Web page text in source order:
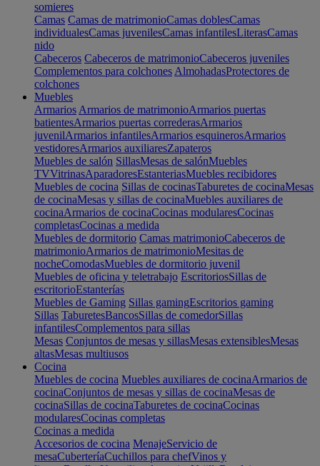
somieres
Camas Camas de matrimonioCamas doblesCamas
individualesCamas juvenilesCamas infantilesLiterasCamas
nido
Cabeceros Cabeceros de matrimonioCabeceros juveniles
Complementos para colchones AlmohadasProtectores de
colchones
Muebles
Armarios Armarios de matrimonioArmarios puertas
batientesArmarios puertas correderasArmarios
juvenilArmarios infantilesArmarios esquinerosArmarios
vestidoresArmarios auxiliaresZapateros
Muebles de salón SillasMesas de salónMuebles
TVVitrinasAparadoresEstanteriasMuebles recibidores
Muebles de cocina Sillas de cocinasTaburetes de cocinaMesas
de cocinaMesas y sillas de cocinaMuebles auxiliares de
cocinaArmarios de cocinaCocinas modularesCocinas
completasCocinas a medida
Muebles de dormitorio Camas matrimonioCabeceros de
matrimonioArmarios de matrimonioMesitas de
nocheComodasMuebles de dormitorio juvenil
Muebles de oficina y teletrabajo EscritoriosSillas de
escritorioEstanterías
Muebles de Gaming Sillas gamingEscritorios gaming
Sillas TaburetesBancosSillas de comedorSillas
infantilesComplementos para sillas
Mesas Conjuntos de mesas y sillasMesas extensiblesMesas
altasMesas multiusos
Cocina
Muebles de cocina Muebles auxiliares de cocinaArmarios de
cocinaConjuntos de mesas y sillas de cocinaMesas de
cocinaSillas de cocinaTaburetes de cocinaCocinas
modularesCocinas completas
Cocinas a medida
Accesorios de cocina MenajeServicio de
mesaCuberteríaCuchillos para chefVinos y